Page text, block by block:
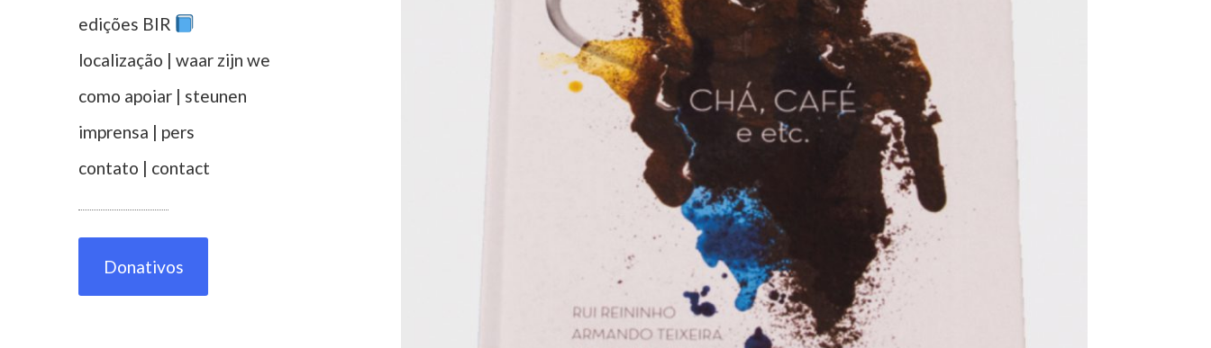
edições BIR
localização | waar zijn we
como apoiar | steunen
imprensa | pers
contato | contact
Donativos